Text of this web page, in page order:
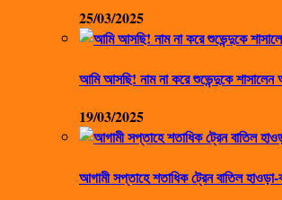
25/03/2025
আমি আসছি! নাম না করে শুভেন্দুকে শাসালেন
19/03/2025
আগামী সপ্তাহে শতাধিক ট্রেন বাতিল হাওড়া-